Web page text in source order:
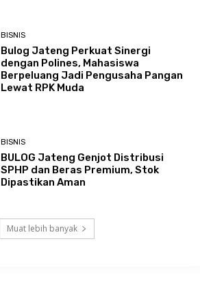
BISNIS
Bulog Jateng Perkuat Sinergi
dengan Polines, Mahasiswa
Berpeluang Jadi Pengusaha Pangan
Lewat RPK Muda
BISNIS
BULOG Jateng Genjot Distribusi
SPHP dan Beras Premium, Stok
Dipastikan Aman
Muat lebih banyak